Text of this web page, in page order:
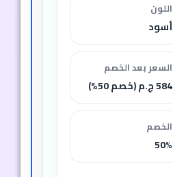
اللون
أسود
السعر بعد الخصم
584 ج.م (خصم 50%)
الخصم
50%